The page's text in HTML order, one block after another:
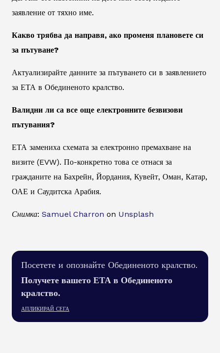
заявление от тяхно име.
Какво трябва да направя, ако променя плановете си
за пътуване?
Актуализирайте данните за пътуването си в заявлението
за ЕТА в Обединеното кралство.
Валидни ли са все още електронните безвизови
пътувания?
ЕТА замениха схемата за електронно премахване на
визите (EVW). По-конкретно това се отнася за
гражданите на Бахрейн, Йордания, Кувейт, Оман, Катар,
ОАЕ и Саудитска Арабия.
Снимка: Samuel Charron on Unsplash
Посетете и опознайте Обединеното кралство.
Получете вашето ЕТА в Обединеното
кралство.
АПЛИКИРАЙ СЕГА